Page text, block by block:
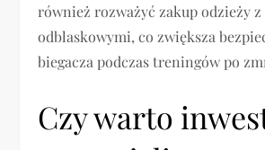
również rozważyć zakup odzieży
odblaskowymi, co zwiększa
biegacza podczas treningów po
Czy warto